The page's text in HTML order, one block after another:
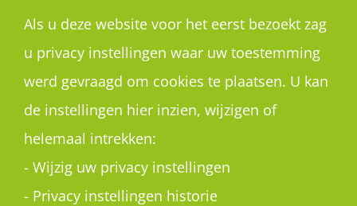
Als u deze website voor het eerst bezoekt zag
u privacy instellingen waar uw toestemming
werd gevraagd om cookies te plaatsen. U kan
de instellingen hier inzien, wijzigen of
helemaal intrekken:
- Wijzig uw privacy instellingen
- Privacy instellingen historie